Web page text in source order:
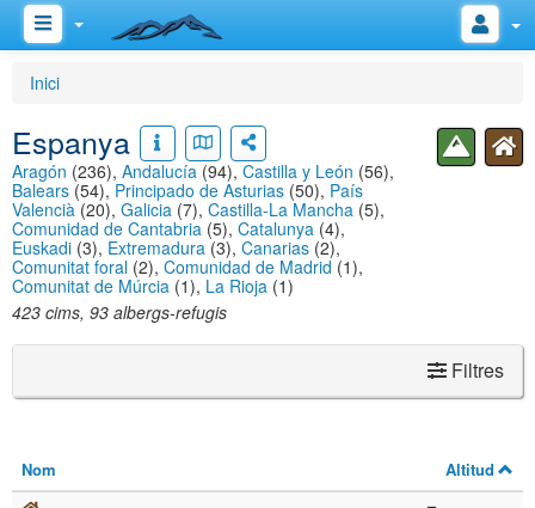
Inici
Espanya
Aragón (236), Andalucía (94), Castilla y León (56),
Balears (54), Principado de Asturias (50), País
Valencià (20), Galicia (7), Castilla-La Mancha (5),
Comunidad de Cantabria (5), Catalunya (4),
Euskadi (3), Extremadura (3), Canarias (2),
Comunitat foral (2), Comunidad de Madrid (1),
Comunitat de Múrcia (1), La Rioja (1)
423 cims, 93 albergs-refugis
Filtres
Nom Altitud